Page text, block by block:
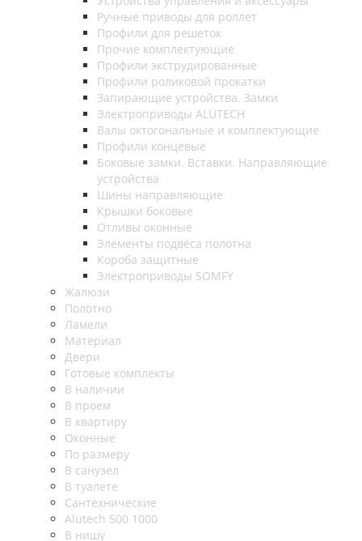
Ручные приводы для роллет
Профили для решеток
Прочие комплектующие
Профили экструдированные
Профили роликовой прокатки
Запирающие устройства. Замки
Электроприводы ALUTECH
Валы октогональные и комплектующие
Профили концевые
Боковые замки. Вставки. Направляющие
устройства
Шины направляющие
Крышки боковые
Отливы оконные
Элементы подвеса полотна
Короба защитные
Электроприводы SOMFY
Жалюзи
Полотно
Ламели
Материал
Двери
Готовые комплекты
В наличии
В проем
В квартиру
Оконные
По размеру
В санузел
В туалете
Сантехнические
Alutech 500 1000
В нишу